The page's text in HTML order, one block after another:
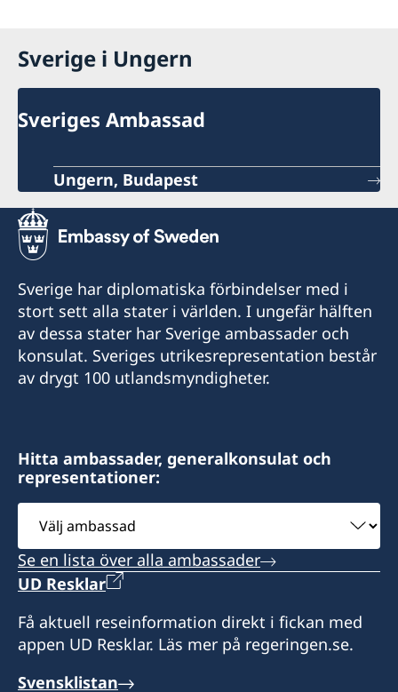
Sverige i Ungern
Sveriges Ambassad
Ungern, Budapest
Sverige har diplomatiska förbindelser med i
stort sett alla stater i världen. I ungefär hälften
av dessa stater har Sverige ambassader och
konsulat. Sveriges utrikesrepresentation består
av drygt 100 utlandsmyndigheter.
Hitta ambassader, generalkonsulat och
representationer:
ambassad
Se en lista över alla ambassader
UD Resklar
Få aktuell reseinformation direkt i fickan med
appen UD Resklar. Läs mer på regeringen.se.
Svensklistan